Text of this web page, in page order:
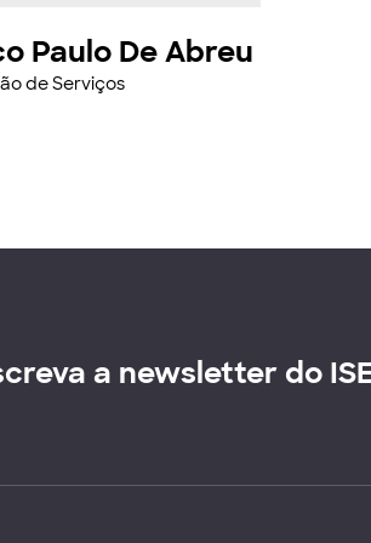
Paulo De Abreu
de Serviços
a newsletter do